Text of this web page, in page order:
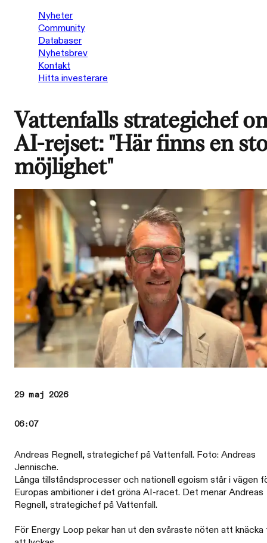
Nyheter
Community
Databaser
Nyhetsbrev
Kontakt
Hitta investerare
Vattenfalls strategichef
AI-rejset: "Här finns en
möjlighet"
29 maj 2026
06:07
Andreas Regnell, strategichef på Vattenfall. Foto: Andreas
Jennische.
Långa tillståndsprocesser och nationell egoism står i vägen
Europas ambitioner i det gröna AI-racet. Det menar Andreas
Regnell, strategichef på Vattenfall.
För Energy Loop pekar han ut den svåraste nöten att knäcka